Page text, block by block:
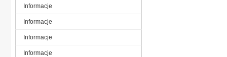
Informacje
Informacje
Informacje
Informacje